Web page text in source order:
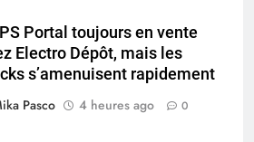
Portal toujours en vente
Electro Dépôt, mais les
s’amenuisent rapidement
Pasco
4 heures ago 0